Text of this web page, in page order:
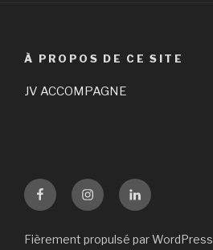
À PROPOS DE CE SITE
JV ACCOMPAGNE
FacebookInstagramLinKedin
Fièrement propulsé par WordPress